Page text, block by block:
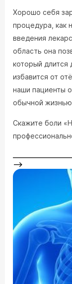
Хорошо себя
процедура, как
введения
область она
который длится
избавится от
наши пациенты
обычной
Скажите боли
-->